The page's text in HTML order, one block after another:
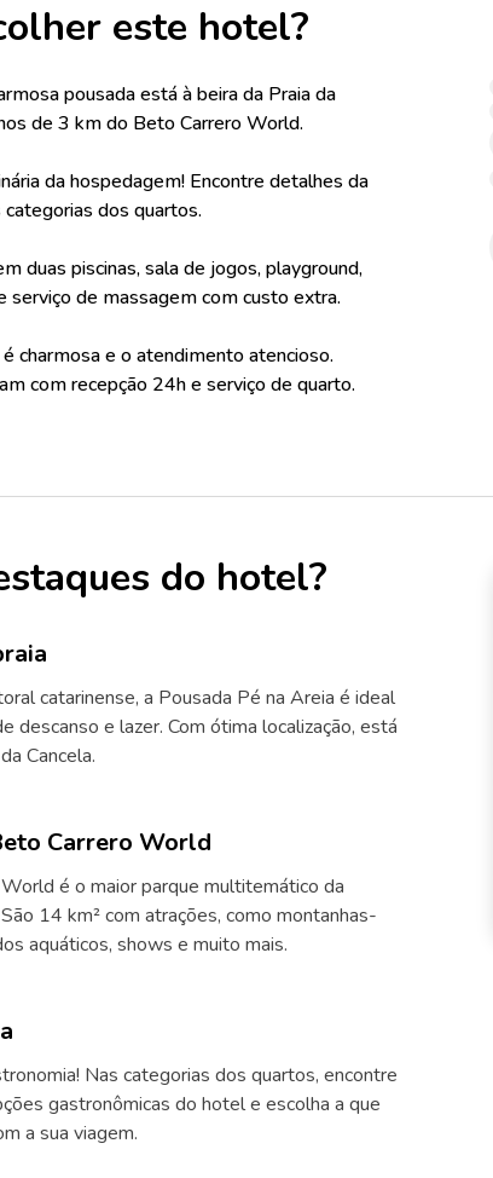
este hotel?
pousada está à beira da Praia da
de 3 km do Beto Carrero World.
da hospedagem! Encontre detalhes da
dos quartos.
duas piscinas, sala de jogos, playground,
serviço de massagem com custo extra.
charmosa e o atendimento atencioso.
com recepção 24h e serviço de quarto.
do hotel?
catarinense, a Pousada Pé na Areia é ideal
descanso e lazer. Com ótima localização, está
Cancela.
Carrero World
é o maior parque multitemático da
14 km² com atrações, como montanhas-
aquáticos, shows e muito mais.
Nas categorias dos quartos, encontre
gastronômicas do hotel e escolha a que
a sua viagem.